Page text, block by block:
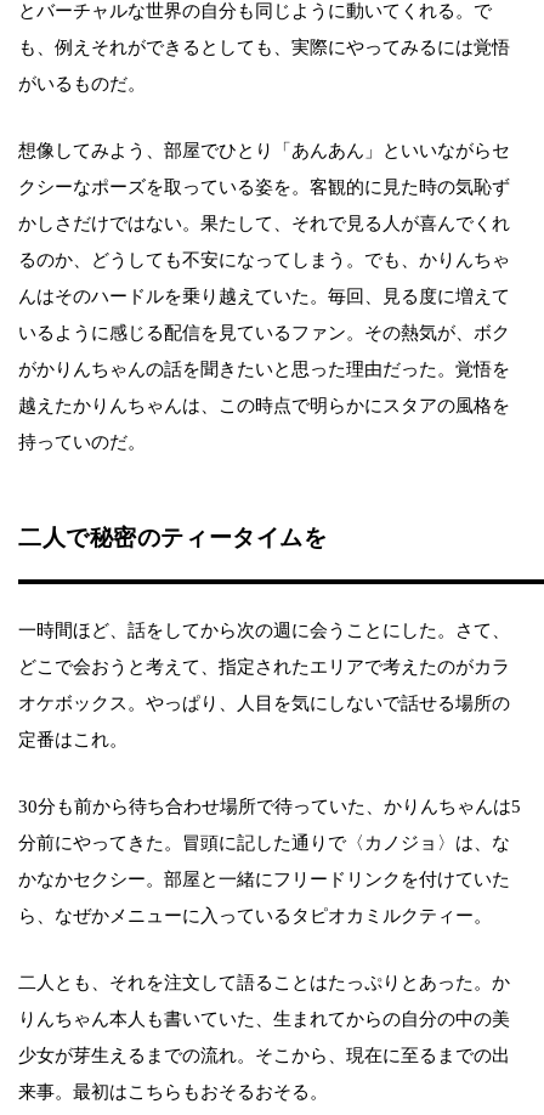
とバーチャルな世界の自分も同じように動いてくれる。で
も、例えそれができるとしても、実際にやってみるには覚悟
がいるものだ。
想像してみよう、部屋でひとり「あんあん」といいながらセ
クシーなポーズを取っている姿を。客観的に見た時の気恥ず
かしさだけではない。果たして、それで見る人が喜んでくれ
るのか、どうしても不安になってしまう。でも、かりんちゃ
んはそのハードルを乗り越えていた。毎回、見る度に増えて
いるように感じる配信を見ているファン。その熱気が、ボク
がかりんちゃんの話を聞きたいと思った理由だった。覚悟を
越えたかりんちゃんは、この時点で明らかにスタアの風格を
持っていのだ。
二人で秘密のティータイムを
一時間ほど、話をしてから次の週に会うことにした。さて、
どこで会おうと考えて、指定されたエリアで考えたのがカラ
オケボックス。やっぱり、人目を気にしないで話せる場所の
定番はこれ。
30分も前から待ち合わせ場所で待っていた、かりんちゃんは5
分前にやってきた。冒頭に記した通りで〈カノジョ〉は、な
かなかセクシー。部屋と一緒にフリードリンクを付けていた
ら、なぜかメニューに入っているタピオカミルクティー。
二人とも、それを注文して語ることはたっぷりとあった。か
りんちゃん本人も書いていた、生まれてからの自分の中の美
少女が芽生えるまでの流れ。そこから、現在に至るまでの出
来事。最初はこちらもおそるおそる。